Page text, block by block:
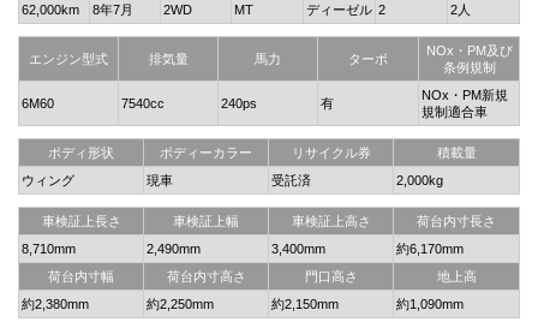
62,000km
8年7月 2WD MT ディーゼル 2 2人
エンジン型式 排気量 馬力 ターボ
NOx・PM及び
条例規制
6M60 7540cc 240ps 有
NOx・PM新規
規制適合車
ボディ形状 ボディーカラー リサイクル券
積載量
ウィング
現車 受託済 2,000kg
車検証上長さ 車検証上幅 車検証上高さ
荷台内寸長さ
8,710mm
2,490mm 3,400mm
約6,170mm
荷台内寸幅
荷台内寸高さ 門口高さ
地上高
約2,380mm
約2,250mm 約2,150mm 約1,090mm